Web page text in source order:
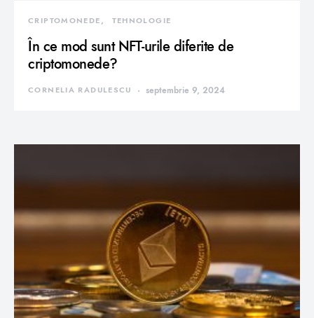
CRIPTOMONEDE TEHNOLOGIE
În ce mod sunt NFT-urile diferite de
criptomonede?
CORNELIA RADULESCU septembrie 9, 2024